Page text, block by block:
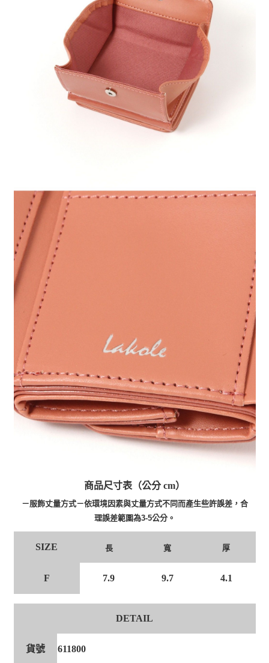
商品尺寸表（公分 cm）
－服飾丈量方式－依環境因素與丈量方式不同而產生些許誤差，合
理誤差範圍為3-5公分。
SIZE 長 寬 厚
F 7.9 9.7 4.1
DETAIL
貨號 611800